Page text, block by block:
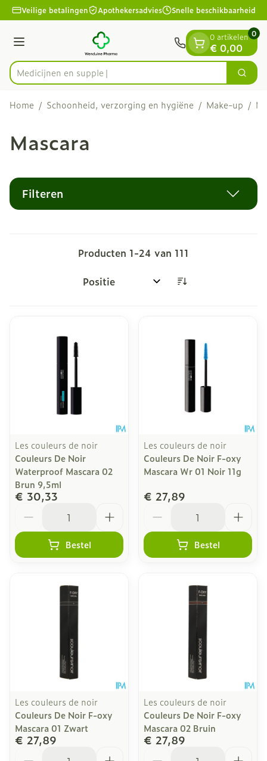
Ga naar de inhoud
1 van 1
Veilige betalingen Apothekersadvies Snelle beschikbaarheid
Menu
Product, merk, categorie...
Med Zoek
0 artikelen
€ 0,00
0
Home / Schoonheid, verzorging en hygiëne / Make-up /
Mascara
Filteren
Producten 1-24 van 111
Sorteer op:
Les couleurs de noir
Couleurs De Noir
Waterproof Mascara 02
Brun 9,5ml
€ 30,33
Bestel
Les couleurs de noir
Couleurs De Noir F-oxy
Mascara Wr 01 Noir 11g
€ 27,89
Bestel
Les couleurs de noir
Couleurs De Noir F-oxy
Mascara 01 Zwart
€ 27,89
Les couleurs de noir
Couleurs De Noir F-oxy
Mascara 02 Bruin
€ 27,89